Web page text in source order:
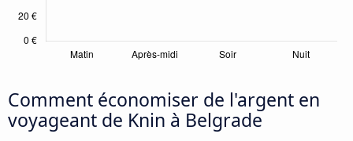
Comment économiser de l'argent en
voyageant de Knin à Belgrade